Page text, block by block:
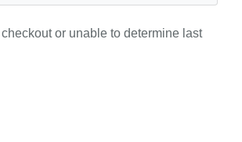
or unable to determine last